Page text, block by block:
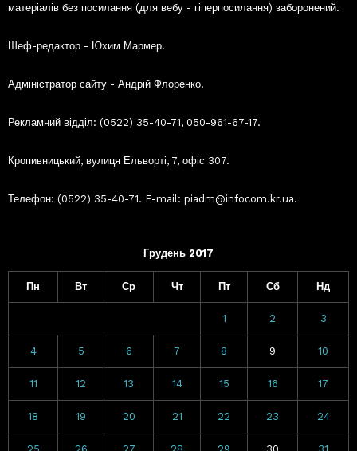
матеріалів без посилання (для вебу - гіперпосилання) заборонений.
Шеф-редактор - Юхим Мармер.
Адміністратор сайту - Андрій Флоренко.
Рекламний відділ: (0522) 35-40-71, 050-961-67-17.
Кропивницький, вулиця Ельворті, 7, офіс 307.
Телефон: (0522) 35-40-71. E-mail: piadm@infocom.kr.ua.
Грудень 2017
Пн Вт Ср Чт Пт Сб Нд
1 2 3
4 5 6 7 8 9 10
11 12 13 14 15 16 17
18 19 20 21 22 23 24